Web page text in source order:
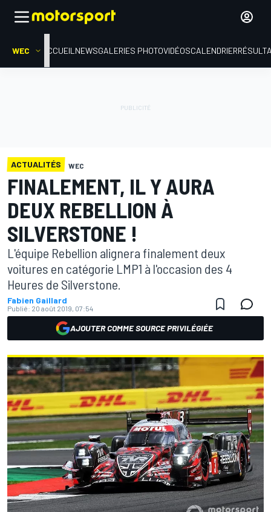
WEC ACCUEIL NEWSGALERIES PHOTOVIDÉOSCALENDRIER
ACTUALITÉS WEC
FINALEMENT, IL Y AURA
DEUX REBELLION À
SILVERSTONE !
L'équipe Rebellion alignera finalement deux
voitures en catégorie LMP1 à l'occasion des 4
Heures de Silverstone.
Fabien Gaillard
Publié: 20 août 2019, 07:54
AJOUTER COMME SOURCE PRIVILÉGIÉE